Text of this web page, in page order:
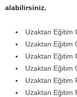
alabilirsiniz.
Uzaktan Eğitim
Uzaktan Eğitim
Uzaktan Eğitim
Uzaktan Eğitim
Uzaktan Eğitim
Uzaktan Eğitim